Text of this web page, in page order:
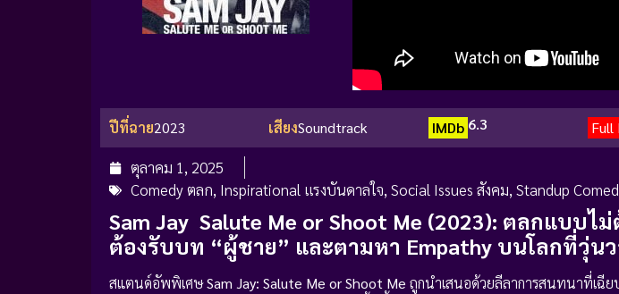
ปีที่ฉาย2023 เสียงSoundtrack IMDb 6.3 Full
ตุลาคม 1, 2025
Comedy ตลก, Inspirational แรงบันดาลใจ, Social Issues สังคม, Standup
Sam Jay Salute Me or Shoot Me (2023): ตลกแบบไม่
ต้องรับบท “ผู้ชาย” และตามหา Empathy บนโลกที่วุ่น
สแตนด์อัพพิเศษSam Jay: Salute Me or Shoot Me ถูกนำเสนอด้วยลีลาการสนทนาที่เฉี